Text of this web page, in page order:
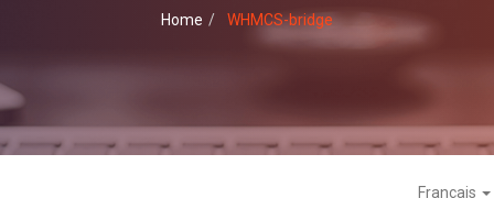
Home WHMCS-bridge
Français